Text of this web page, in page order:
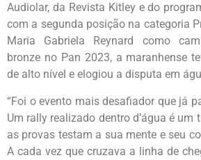
Audiolar, da Revista Kitley e do
com a segunda posição na categoria
Maria Gabriela Reynard como
bronze no Pan 2023, a maranhense
de alto nível e elogiou a disputa em
“Foi o evento mais desafiador que já
Um rally realizado dentro d’água é um
as provas testam a sua mente e seu
A cada vez que cruzava a linha de